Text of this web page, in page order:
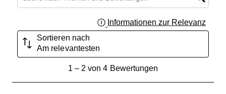
Informationen zur Relevanz
Sortieren nach
Am relevantesten
1– 2 von 4 Bewertungen